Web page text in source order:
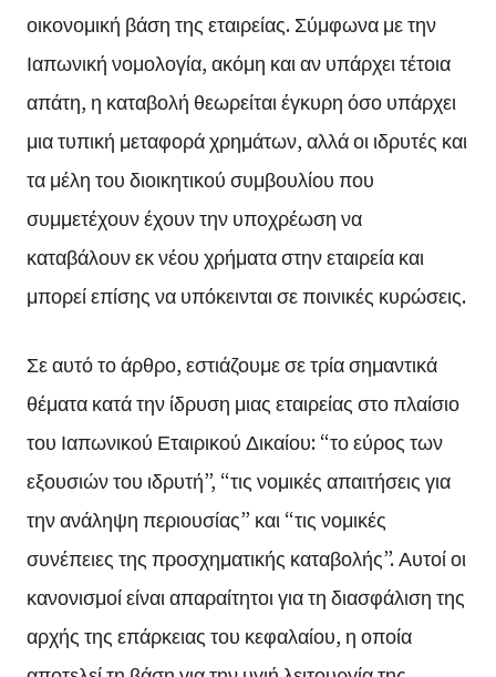
οικονομική βάση της εταιρείας. Σύμφωνα με την
Ιαπωνική νομολογία, ακόμη και αν υπάρχει τέτοια
απάτη, η καταβολή θεωρείται έγκυρη όσο υπάρχει
μια τυπική μεταφορά χρημάτων, αλλά οι ιδρυτές και
τα μέλη του διοικητικού συμβουλίου που
συμμετέχουν έχουν την υποχρέωση να
καταβάλουν εκ νέου χρήματα στην εταιρεία και
μπορεί επίσης να υπόκεινται σε ποινικές κυρώσεις.
Σε αυτό το άρθρο, εστιάζουμε σε τρία σημαντικά
θέματα κατά την ίδρυση μιας εταιρείας στο πλαίσιο
του Ιαπωνικού Εταιρικού Δικαίου: “το εύρος των
εξουσιών του ιδρυτή”, “τις νομικές απαιτήσεις για
την ανάληψη περιουσίας” και “τις νομικές
συνέπειες της προσχηματικής καταβολής”. Αυτοί οι
κανονισμοί είναι απαραίτητοι για τη διασφάλιση της
αρχής της επάρκειας του κεφαλαίου, η οποία